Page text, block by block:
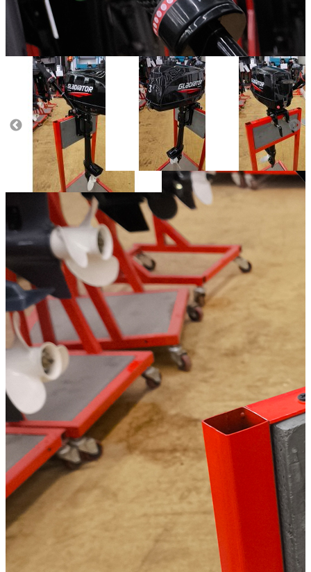
Тактность двигателя:2
Масса (кг):10
Тип управления: румпельное
Тип стартера:ручной
Объём двигателя (куб.см):
Число цилиндров двигателя:1
Добавить к сравнению
27 000
В корзину Купить в один клик Купить в кредит
СПЕШИТЕ КУПИТЬ!
Ответим на вопросы по телефону:
+7 (495) 799-85-55
или в мессенджерах:
Способы оплаты